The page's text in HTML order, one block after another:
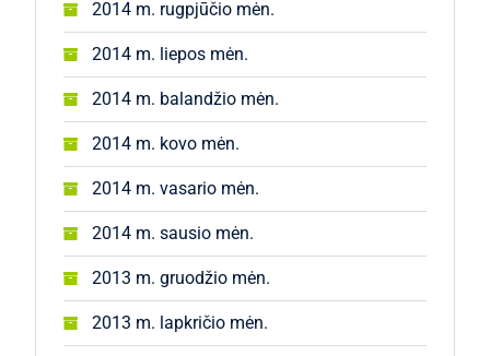
2014 m. rugpjūčio mėn.
2014 m. liepos mėn.
2014 m. balandžio mėn.
2014 m. kovo mėn.
2014 m. vasario mėn.
2014 m. sausio mėn.
2013 m. gruodžio mėn.
2013 m. lapkričio mėn.